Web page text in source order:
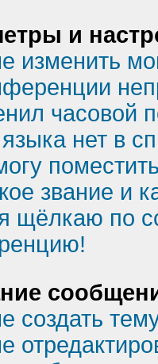
и
изменить
часовой
нет в
звание и
щёлкаю по
создать